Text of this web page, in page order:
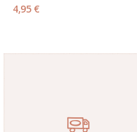
4,95 €